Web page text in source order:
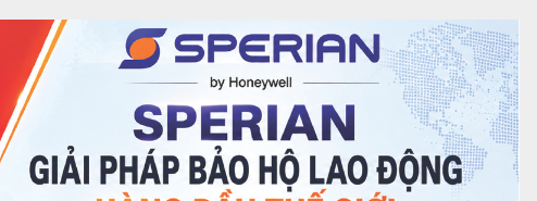
Hơi sương là một hiện tượng tự nhiên xảy ra do sự biến động ở
nhiệt độ hoặc độ ẩm tương đối. Chúng là những giọt nước nhỏ
gây khúc xạ và nhiễu xạ ánh sáng khiến cho tầm nhìn của
người lao động bị hạn chế.
Nhằm loại bỏ vấn đề này, người ta đã tạo ra một lớp phủ vĩnh
viễn được thiết kế để loại bỏ vấn đề này. Lớp phủ được ứng